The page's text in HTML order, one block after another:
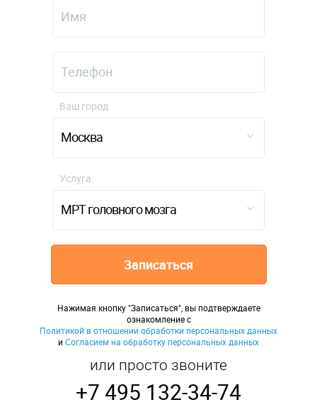
Москва
Ваш город
МРТ головного мозга
Услуга
Записаться
Нажимая кнопку "Записаться", вы подтверждаете
ознакомление с
Политикой в отношении обработки персональных данных
и Согласием на обработку персональных данных
или просто звоните
+7 495 132-34-74